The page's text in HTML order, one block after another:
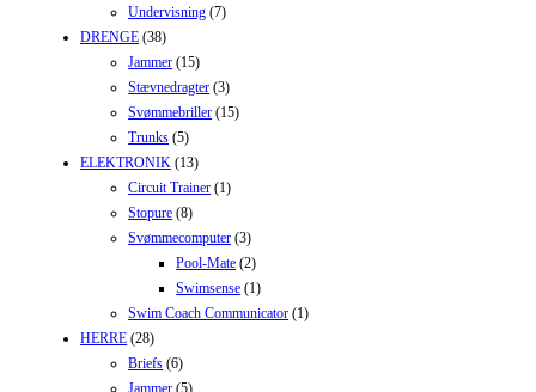
Undervisning (7)
DRENGE (38)
Jammer (15)
Stævnedragter (3)
Svømmebriller (15)
Trunks (5)
ELEKTRONIK (13)
Circuit Trainer (1)
Stopure (8)
Svømmecomputer (3)
Pool-Mate (2)
Swimsense (1)
Swim Coach Communicator (1)
HERRE (28)
Briefs (6)
Jammer (5)